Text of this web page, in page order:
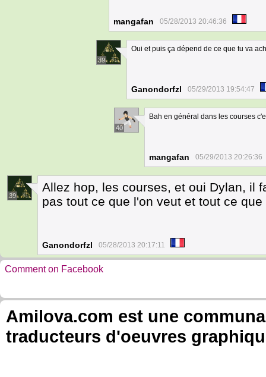
mangafan 05/28/2013 20:46:36
39
Oui et puis ça dépend de ce que tu va
Ganondorfzl 05/29/2013 19:54:47
40
Bah en général dans les courses
mangafan 05/29/2013 20:26:36
39
Allez hop, les courses, et oui Dylan, il
pas tout ce que l'on veut et tout ce
Ganondorfzl 05/28/2013 20:17:11
Comment on Facebook
Amilova.com est une
traducteurs d'oeuvres